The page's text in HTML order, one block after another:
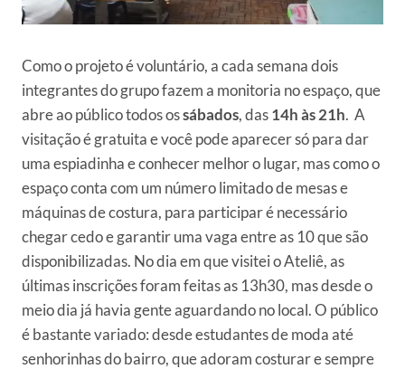
Como o projeto é voluntário, a cada semana dois
integrantes do grupo fazem a monitoria no espaço, que
abre ao público todos ossábados, das14h às 21h. A
visitação é gratuita e você pode aparecer só para dar
uma espiadinha e conhecer melhor o lugar, mas como o
espaço conta com um número limitado de mesas e
máquinas de costura, para participar é necessário
chegar cedo e garantir uma vaga entre as 10 que são
disponibilizadas. No dia em que visitei o Ateliê, as
últimas inscrições foram feitas as 13h30, mas desde o
meio dia já havia gente aguardando no local. O público
é bastante variado: desde estudantes de moda até
senhorinhas do bairro, que adoram costurar e sempre